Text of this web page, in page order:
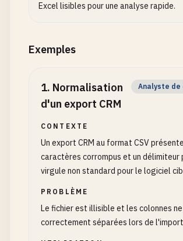
Excel lisibles pour une analyse rapide.
Exemples
1. Normalisation
d'un export CRM
Analyste de
CONTEXTE
Un export CRM au format CSV
caractères corrompus et un délimiteur
virgule non standard pour le logiciel
PROBLÈME
Le fichier est illisible et les colonnes
correctement séparées lors de